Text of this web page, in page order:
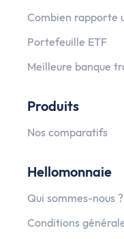
Portefeuille ETF
Produits
Nos comparatifs
Hellomonnaie
Qui sommes-nous ?